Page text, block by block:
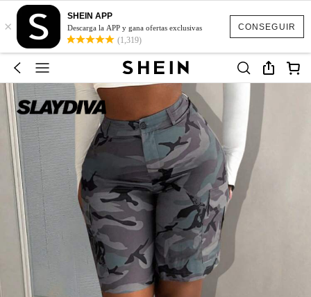
CONSEGUIR
×
SHEIN APP
Descarga la APP y gana ofertas exclusivas
(1,319)